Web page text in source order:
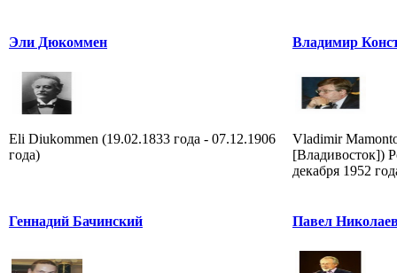
Эли Дюкоммен
Eli Diukommen (19.02.1833 года - 07.12.1906
года)
Владимир
Vladimir
[Владивосток])
декабря 1952
Геннадий Бачинский Павел